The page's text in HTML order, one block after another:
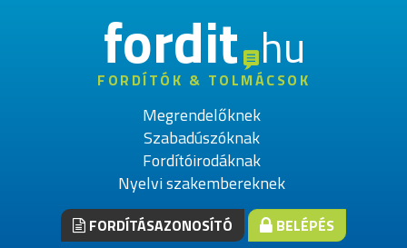
fordithu
FORDÍTÓK & TOLMÁCSOK
Megrendelőknek
Szabadúszóknak
Fordítóirodáknak
Nyelvi szakembereknek
FORDÍTÁSAZONOSÍTÓ BELÉPÉS